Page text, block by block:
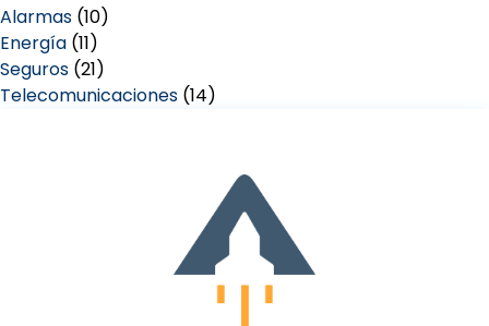
Alarmas (10)
Energía (11)
Seguros (21)
Telecomunicaciones (14)